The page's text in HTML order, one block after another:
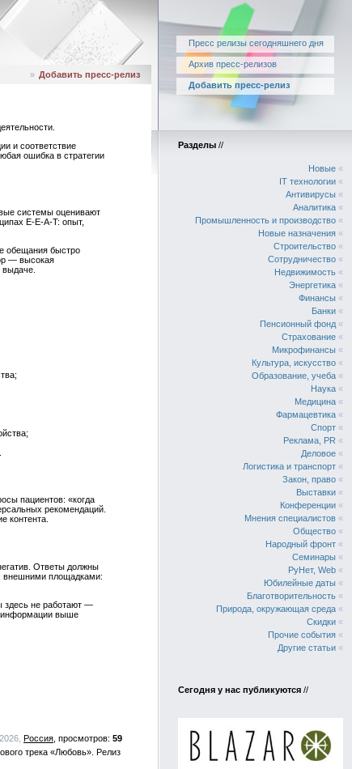
Пресс релизы сегодняшнего дня
Архив пресс-релизов
Добавить пресс-релиз
» Добавить пресс-релиз
и соответствие
ошибка в стратегии
системы оценивают
E-E-A-T: опыт,
обещания быстро
— высокая
выдаче.
пациентов: «когда
рекомендаций.
контента.
Ответы должны
внешними площадками:
здесь не работают —
информации выше
Россия
59
трека «Любовь». Релиз
Разделы //
Новые «
IT технологии «
Антивирусы «
Аналитика «
Промышленность и производство «
Новые назначения «
Строительство «
Сотрудничество «
Недвижимость «
Энергетика «
Финансы «
Банки «
Пенсионный фонд «
Страхование «
Микрофинансы «
Культура, искусство «
Образование, учеба «
Наука «
Медицина «
Фармацевтика «
Спорт «
Реклама, PR «
Деловое «
Логистика и транспорт «
Закон, право «
Выставки «
Конференции «
Мнения специалистов «
Общество «
Народный фронт «
Семинары «
РуНет, Web «
Юбилейные даты «
Благотворительность «
Природа, окружающая среда «
Скидки «
Прочие события «
Другие статьи «
Сегодня у нас публикуются //